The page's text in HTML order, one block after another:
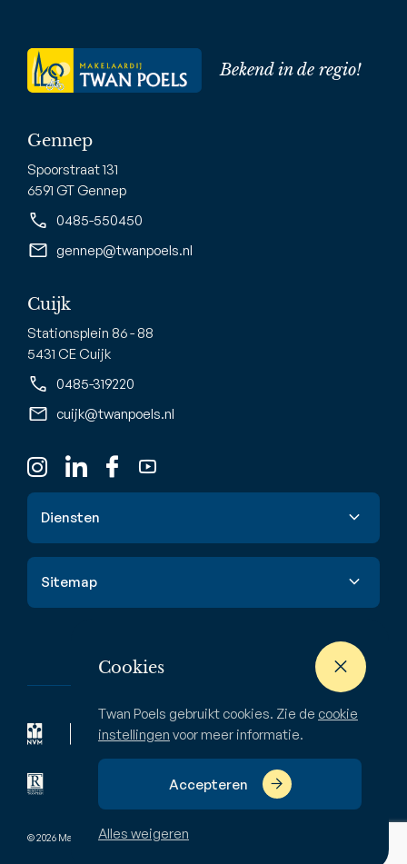
Cookies
Twan Poels gebruikt cookies. Zie de cookie
instellingen voor meer informatie.
Accepteren
Alles weigeren
Bekend in de regio!
Gennep
Spoorstraat 131
6591 GT Gennep
0485-550450
gennep@twanpoels.nl
Cuijk
Stationsplein 86 - 88
5431 CE Cuijk
0485-319220
cuijk@twanpoels.nl
Diensten
Waardebepaling
Verhuur & huur
Zoekopdracht
Sitemap
Nieuwbouw
Bedrijven
Over ons
© 2026 Makelaardij Twan Poels Pivacyverklaring